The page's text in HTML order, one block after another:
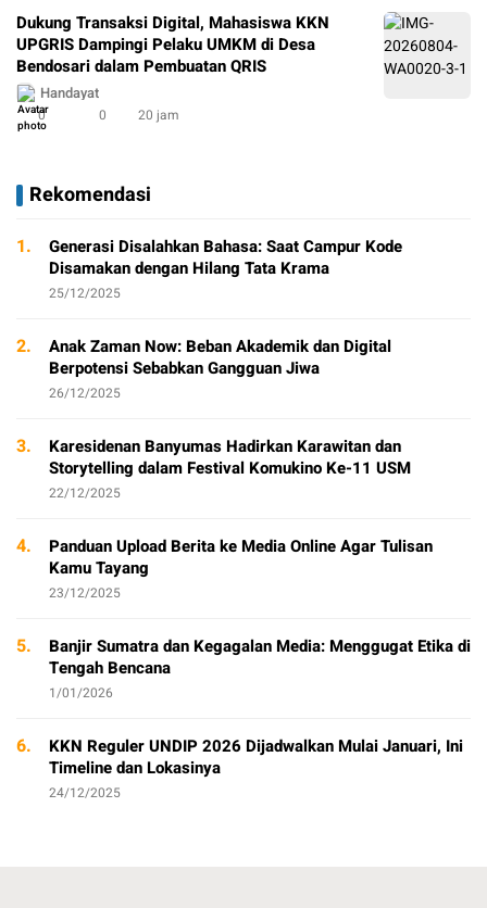
Dukung Transaksi Digital, Mahasiswa KKN
UPGRIS Dampingi Pelaku UMKM di Desa
Bendosari dalam Pembuatan QRIS
Handayat
0 0 20 jam
Rekomendasi
1.
Generasi Disalahkan Bahasa: Saat Campur Kode
Disamakan dengan Hilang Tata Krama
25/12/2025
2.
Anak Zaman Now: Beban Akademik dan Digital
Berpotensi Sebabkan Gangguan Jiwa
26/12/2025
3.
Karesidenan Banyumas Hadirkan Karawitan dan
Storytelling dalam Festival Komukino Ke-11 USM
22/12/2025
4.
Panduan Upload Berita ke Media Online Agar Tulisan
Kamu Tayang
23/12/2025
5.
Banjir Sumatra dan Kegagalan Media: Menggugat Etika di
Tengah Bencana
1/01/2026
6.
KKN Reguler UNDIP 2026 Dijadwalkan Mulai Januari, Ini
Timeline dan Lokasinya
24/12/2025